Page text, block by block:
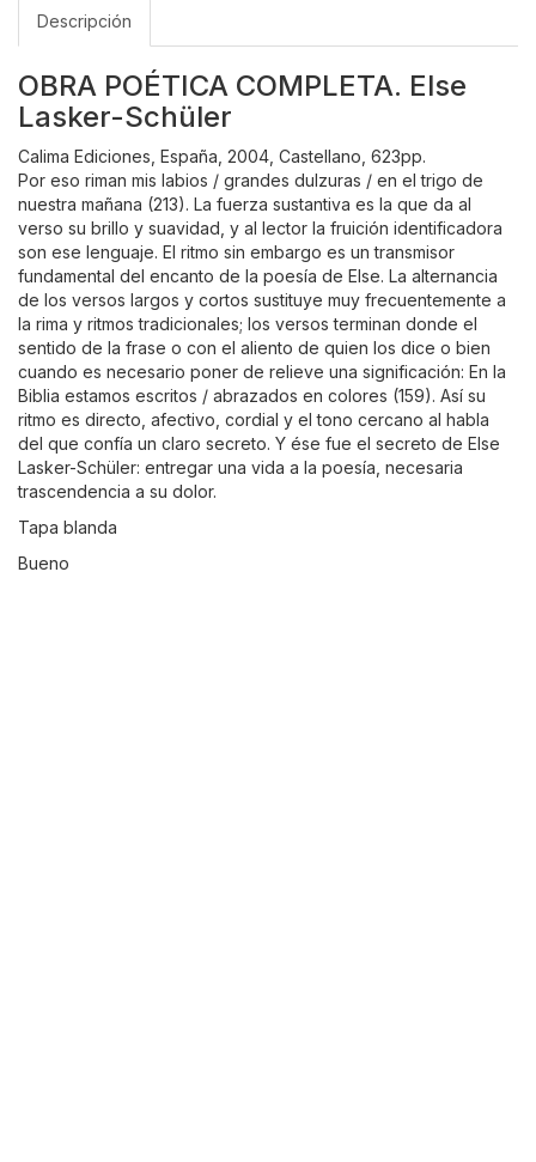
Descripción
OBRA POÉTICA COMPLETA. Else
Lasker-Schüler
Calima Ediciones, España, 2004, Castellano, 623pp.
Por eso riman mis labios / grandes dulzuras / en el trigo de
nuestra mañana (213). La fuerza sustantiva es la que da al
verso su brillo y suavidad, y al lector la fruición identificadora
son ese lenguaje. El ritmo sin embargo es un transmisor
fundamental del encanto de la poesía de Else. La alternancia
de los versos largos y cortos sustituye muy frecuentemente a
la rima y ritmos tradicionales; los versos terminan donde el
sentido de la frase o con el aliento de quien los dice o bien
cuando es necesario poner de relieve una significación: En la
Biblia estamos escritos / abrazados en colores (159). Así su
ritmo es directo, afectivo, cordial y el tono cercano al habla
del que confía un claro secreto. Y ése fue el secreto de Else
Lasker-Schüler: entregar una vida a la poesía, necesaria
trascendencia a su dolor.
Tapa blanda
Bueno